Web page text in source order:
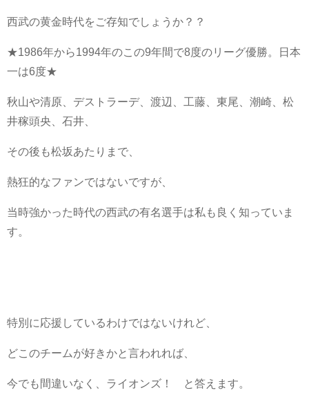
西武の黄金時代をご存知でしょうか？？
★1986年から1994年のこの9年間で8度のリーグ優勝。日本
一は6度★
秋山や清原、デストラーデ、渡辺、工藤、東尾、潮崎、松
井稼頭央、石井、
その後も松坂あたりまで、
熱狂的なファンではないですが、
当時強かった時代の西武の有名選手は私も良く知っていま
す。
特別に応援しているわけではないけれど、
どこのチームが好きかと言われれば、
今でも間違いなく、ライオンズ！ と答えます。